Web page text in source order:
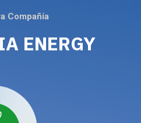
Compañía
ENERGY